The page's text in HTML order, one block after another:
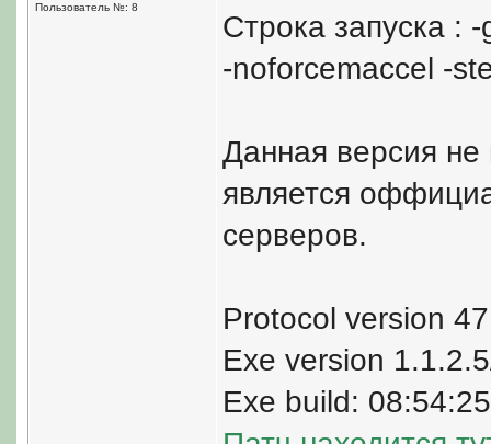
Пользователь №: 8
Строка запуска :
-noforcemaccel -
Данная версия не
является
серверов.
Protocol version 47
Exe version
Exe build: